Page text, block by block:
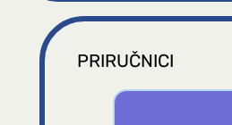
PRIRUČNICI